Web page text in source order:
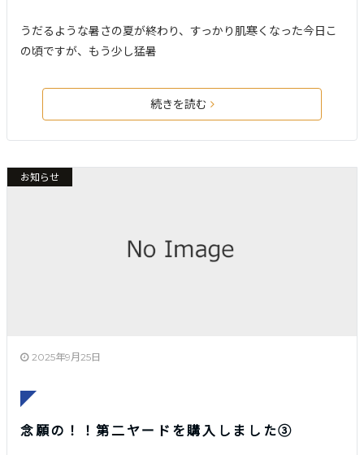
うだるような暑さの夏が終わり、すっかり肌寒くなった今日こ
の頃ですが、もう少し猛暑
続きを読む
お知らせ
2025年9月25日
念願の！！第二ヤードを購入しました③